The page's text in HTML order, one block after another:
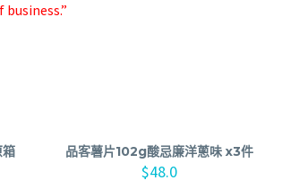
品客薯片102g酸忌廉洋蔥味 x3件
$48.0